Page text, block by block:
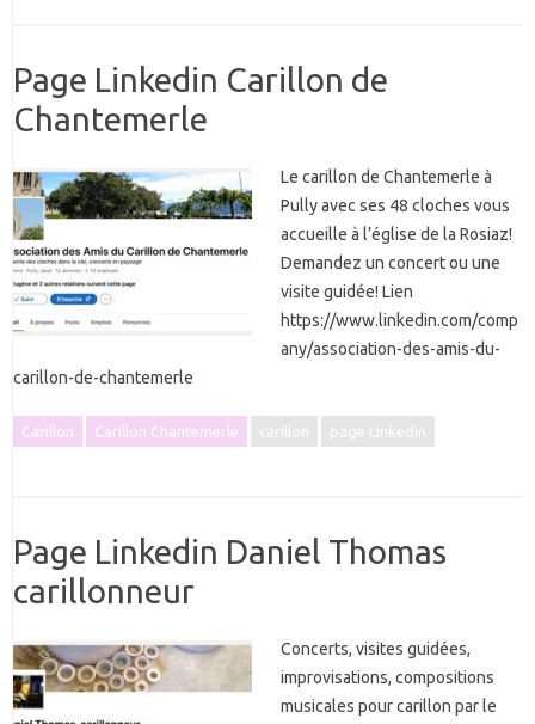
Page Linkedin Carillon de
Chantemerle
Le carillon de Chantemerle à
Pully avec ses 48 cloches vous
accueille à l’église de la Rosiaz!
Demandez un concert ou une
visite guidée! Lien
https://www.linkedin.com/comp
any/association-des-amis-du-
carillon-de-chantemerle
Carillon Carillon Chantemerle carillon page Linkedin
Page Linkedin Daniel Thomas
carillonneur
Concerts, visites guidées,
improvisations, compositions
musicales pour carillon par le